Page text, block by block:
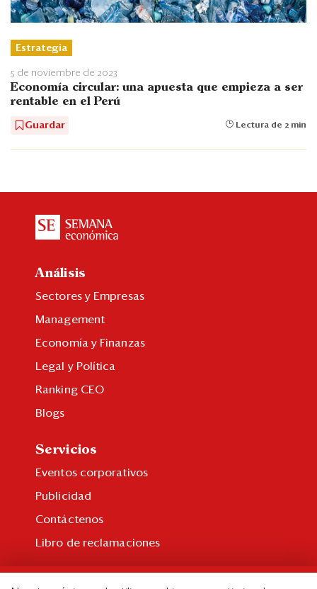
Estrategia
5 de noviembre de 2023
Economía circular: una apuesta que empieza a ser
rentable en el Perú
Guardar Lectura de 2 min
Análisis
Sectores y Empresas
Management
Economía y Finanzas
Legal y Política
Ranking CEO
Blogs
Servicios
Eventos corporativos
Publicidad
Contáctenos
Libro de reclamaciones